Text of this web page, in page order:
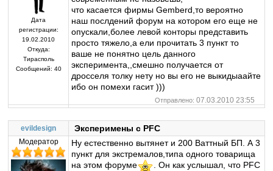
Дата
регистрации:
19.02.2010
Откуда:
Тирасполь
Сообщений: 40
что касается фирмы Gemberd,то вероятно
наш послдений форум на котором его еще не
опускали,более левой конторы представить
просто тяжело,а ели прочитать 3 пункт то
ваше не понятно цель данного
эксперимента,,смешно получается от
дросселя толку нету но вы его не выкидыаайте
ибо он помехи гасит )))
Отправлено: 07.03.2010 23:55
evildesign Эксперимены с PFC
Модератор
Ну естественно вытянет и 200 Ваттный БП. А 3
пункт для экстремалов,типа одного товарища
на этом форуме
. Он как услышал, что PFC